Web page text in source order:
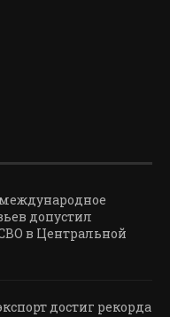
допустил
в Центральной
достиг рекорда